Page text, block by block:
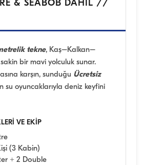
& SEABOB DAHİL //
tekne, Kaş–Kalkan–
bir mavi yolculuk sunar.
karşın, sunduğu Ücretsiz
su oyuncaklarıyla deniz keyfini
VE EKİP
(3 Kabin)
+ 2 Double